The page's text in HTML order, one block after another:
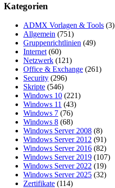
Kategorien
ADMX Vorlagen & Tools (3)
Allgemein (751)
Gruppenrichtlinien (49)
Internet (60)
Netzwerk (121)
Office & Exchange (261)
Security (296)
Skripte (546)
Windows 10 (221)
Windows 11 (43)
Windows 7 (76)
Windows 8 (68)
Windows Server 2008 (8)
Windows Server 2012 (91)
Windows Server 2016 (82)
Windows Server 2019 (107)
Windows Server 2022 (19)
Windows Server 2025 (32)
Zertifikate (114)